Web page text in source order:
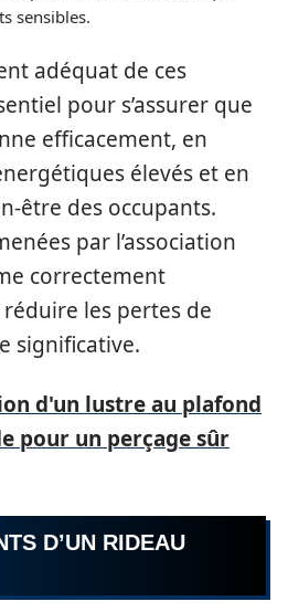
sensibles.
adéquat de ces
pour s’assurer que
efficacement, en
élevés et en
être des occupants.
par l’association
correctement
les pertes de
significative.
d'un lustre au plafond
pour un perçage sûr
D’UN RIDEAU